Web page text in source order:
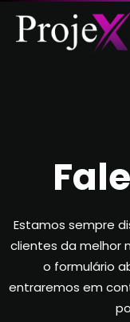
Fale
Estamos sempre
clientes da melhor
o formulário
entraremos em